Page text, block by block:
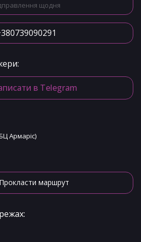
щодня
в Telegram
Армаріс)
Прокласти маршрут